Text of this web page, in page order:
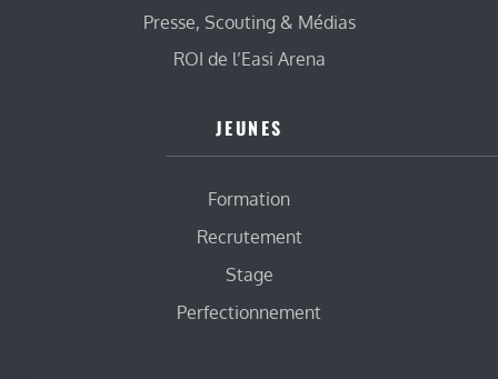
Presse, Scouting & Médias
ROI de l’Easi Arena
JEUNES
Formation
Recrutement
Stage
Perfectionnement